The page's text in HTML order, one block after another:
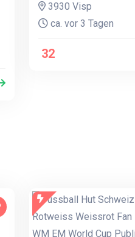
3930 Visp
ca. vor 3 Tagen
32